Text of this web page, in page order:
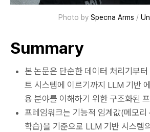
Photo by Specna Arms /
Summary
본 논문은 단순한 데이터 처리기부
트 시스템에 이르기까지 LLM 기반
용 분야를 이해하기 위한 구조화된
프레임워크는 기능적 임계값(메모리
학습)을 기준으로 LLM 기반 시스템